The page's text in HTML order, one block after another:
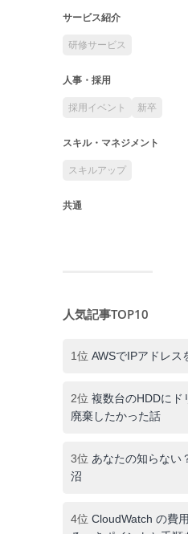
サービス紹介
研修サービス
人事・採用
採用イベント 新卒
スキル・マネジメント
スキルアップ
共通
人気記事TOP10
1位 AWSでIPアドレス
2位 複数台のHDDにド
廃棄したかった話
3位 あなたの知らない
沼
4位 CloudWatch の費